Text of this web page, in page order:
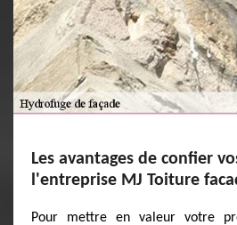
Les avantages de confier
l'entreprise MJ Toiture
Pour mettre en valeur votre